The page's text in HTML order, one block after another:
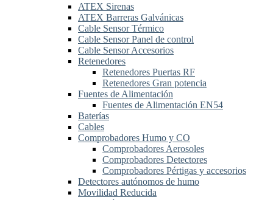
ATEX Sirenas
ATEX Barreras Galvánicas
Cable Sensor Térmico
Cable Sensor Panel de control
Cable Sensor Accesorios
Retenedores
Retenedores Puertas RF
Retenedores Gran potencia
Fuentes de Alimentación
Fuentes de Alimentación EN54
Baterías
Cables
Comprobadores Humo y CO
Comprobadores Aerosoles
Comprobadores Detectores
Comprobadores Pértigas y accesorios
Detectores autónomos de humo
Movilidad Reducida